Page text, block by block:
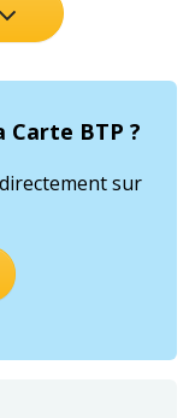
BTP ?
sur